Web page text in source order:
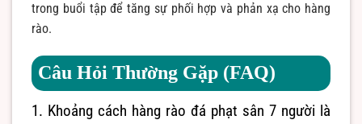
trong buổi tập để tăng sự phối hợp và phản xạ cho hàng
rào.
Câu Hỏi Thường Gặp (FAQ)
1. Khoảng cách hàng rào đá phạt sân 7 người là